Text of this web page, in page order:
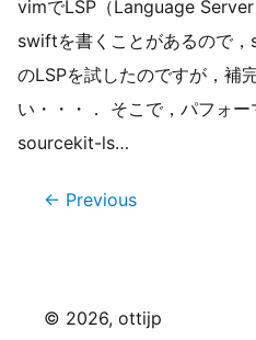
vimでLSP（Language
swiftを書くことがあるので
のLSPを試したのですが，補
い・・・． そこで，パフォ
sourcekit-ls…
← Previous
© 2026, ottijp